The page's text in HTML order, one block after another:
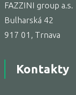
FAZZINI group a.s.
Bulharská 42
917 01, Trnava
Kontakty